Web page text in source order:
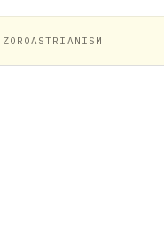
ZOROASTRIANISM